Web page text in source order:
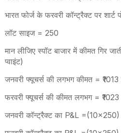
भारत फोर्ज के फरवरी कॉन्ट्रैक्ट पर शार्ट
लॉट साइज = 250
मान लीजिए स्पॉट बाजार में कीमत गिर
प्वाइंट)
जनवरी फ्यूचर्स की लगभग कीमत = ₹1013
फरवरी फ्यूचर्स की कीमत लगभग = ₹1023
जनवरी कॉन्ट्रैक्ट का P&L